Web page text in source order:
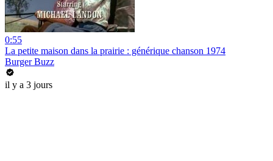
0:55
La petite maison dans la prairie : générique chanson 1974
Burger Buzz
il y a 3 jours